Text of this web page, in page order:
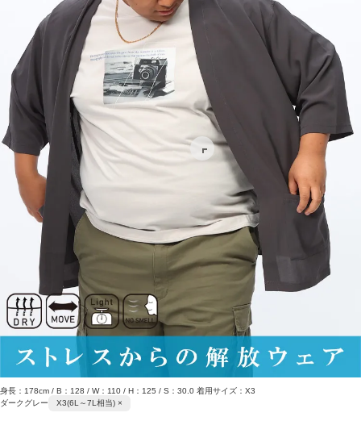
身長：178cm / B：128 / W：110 / H：125 / S：30.0 着用サイズ：X3
ダークグレー
X3(6L～7L相当) ×